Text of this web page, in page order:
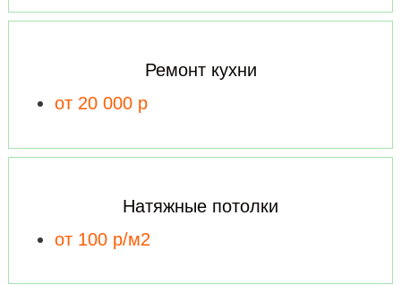
Ремонт кухни
от 20 000 р
Натяжные потолки
от 100 р/м2